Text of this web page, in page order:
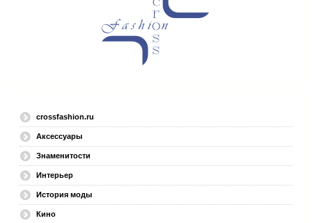
crossfashion.ru
Аксессуары
Знаменитости
Интерьер
История моды
Кино